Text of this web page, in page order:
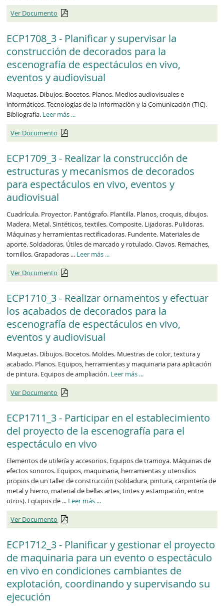
Ver Documento
ECP1708_3 - Planificar y supervisar la
construcción de decorados para la
escenografía de espectáculos en vivo,
eventos y audiovisual
Maquetas. Dibujos. Bocetos. Planos. Medios audiovisuales e
informáticos. Tecnologías de la Información y la Comunicación (TIC).
Bibliografía. Leer más ECP1708_3
...
Ver Documento
ECP1709_3 - Realizar la construcción de
estructuras y mecanismos de decorados
para espectáculos en vivo, eventos y
audiovisual
Cuadrícula. Proyector. Pantógrafo. Plantilla. Planos, croquis, dibujos.
Madera. Metal. Sintéticos, textiles. Composite. Lijadoras. Pulidoras.
Máquinas y herramientas rectificadoras. Fundente. Materiales de
aporte. Soldadoras. Útiles de marcado y rotulado. Clavos. Remaches,
tornillos. Grapadoras ... Leer más ECP1709_3
...
Ver Documento
ECP1710_3 - Realizar ornamentos y efectuar
los acabados de decorados para la
escenografía de espectáculos en vivo,
eventos y audiovisual
Maquetas. Dibujos. Bocetos. Moldes. Muestras de color, textura y
acabado. Planos. Equipos, herramientas y maquinaria para aplicación
de pintura. Equipos de ampliación. Leer más ECP1710_3
...
Ver Documento
ECP1711_3 - Participar en el establecimiento
del proyecto de la escenografía para el
espectáculo en vivo
Elementos de utilería y accesorios. Equipos de tramoya. Máquinas de
efectos sonoros. Equipos, maquinaria, herramientas y utensilios
propios de un taller de construcción (soldadura, pintura, carpintería de
metal y hierro, material de bellas artes, tintes y estampación, entre
otros). Equipos de ... Leer más ECP1711_3
...
Ver Documento
ECP1712_3 - Planificar y gestionar el proyecto
de maquinaria para un evento o espectáculo
en vivo en condiciones cambiantes de
explotación, coordinando y supervisando su
ejecución